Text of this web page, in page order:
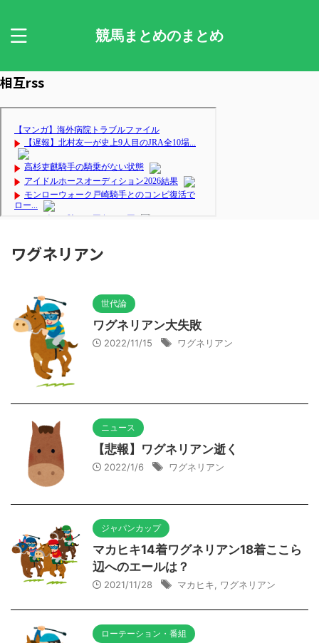
競馬まとめのまとめ
相互rss
ワグネリアン
世代論
ワグネリアン大失敗
2022/11/15 ワグネリアン
ニュース
【悲報】ワグネリアン逝く
2022/1/6 ワグネリアン
ジャパンカップ
マカヒキ14着ワグネリアン18着ここら
辺へのエールは？
2021/11/28 マカヒキ, ワグネリアン
ローテーション・番組